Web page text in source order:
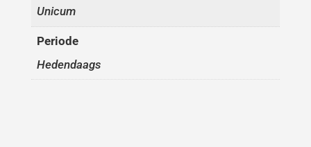
Unicum
Periode
Hedendaags